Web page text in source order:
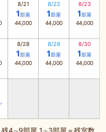
8/21
1部屋
44,000
8/22
1部屋
44,000
8/23
1部屋
44,000
8/28
1部屋
44,000
8/29
1部屋
44,000
8/30
1部屋
44,000
4∼9部屋 1∼3部屋＝残室数